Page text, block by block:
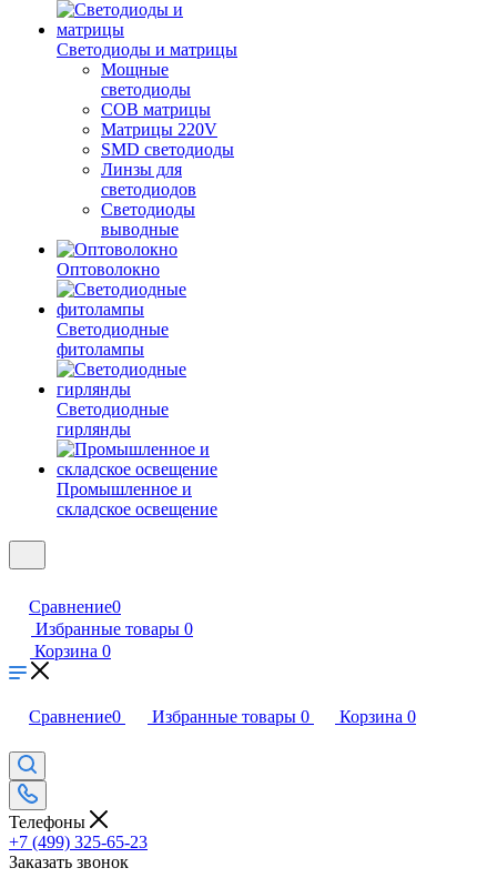
Светодиоды и матрицы
Мощные
светодиоды
COB матрицы
Матрицы 220V
SMD светодиоды
Линзы для
светодиодов
Светодиоды
выводные
Оптоволокно
Светодиодные
фитолампы
Светодиодные
гирлянды
Промышленное и
складское освещение
Сравнение0
Избранные товары 0
Корзина 0
Сравнение0 Избранные товары 0 Корзина 0
Телефоны
+7 (499) 325-65-23
Заказать звонок